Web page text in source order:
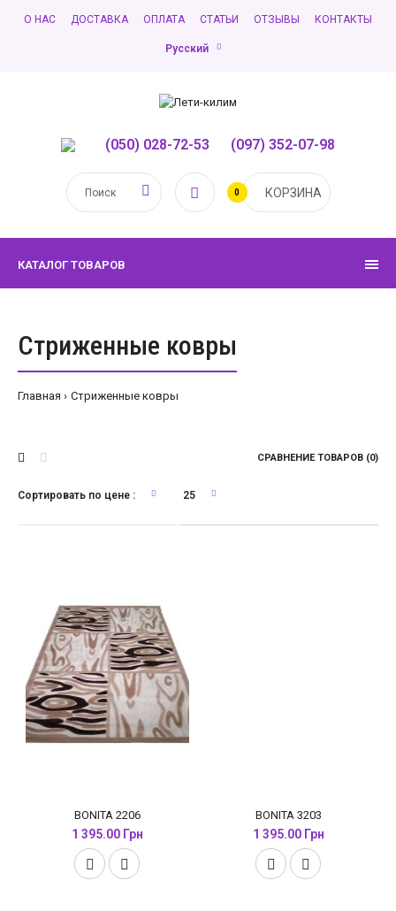
О НАС ДОСТАВКА ОПЛАТА СТАТЬИ ОТЗЫВЫ КОНТАКТЫ
Русский
(050) 028-72-53 (097) 352-07-98
0 КОРЗИНА
КАТАЛОГ ТОВАРОВ
Стриженные ковры
Главная Стриженные ковры
СРАВНЕНИЕ ТОВАРОВ (0)
BONITA 2206
1 395.00 Грн
BONITA 3203
1 395.00 Грн